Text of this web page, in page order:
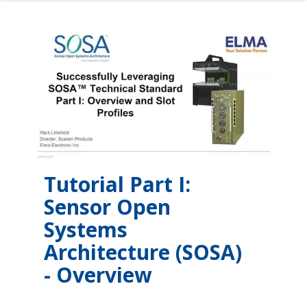
Quality & Compliance
Tutorials
White Papers
Tutorial Part I:
Sensor Open
Systems
Architecture (SOSA)
- Overview